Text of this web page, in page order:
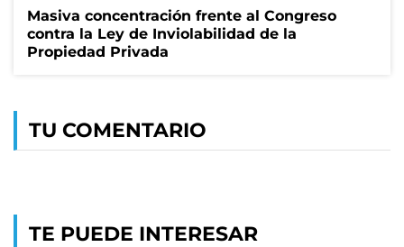
Masiva concentración frente al Congreso
contra la Ley de Inviolabilidad de la
Propiedad Privada
TU COMENTARIO
TE PUEDE INTERESAR